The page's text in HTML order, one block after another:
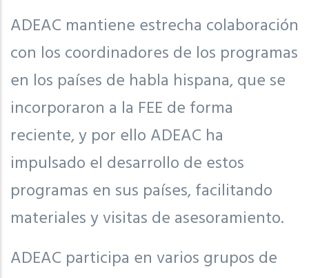
ADEAC mantiene estrecha colaboración
con los coordinadores de los programas
en los países de habla hispana, que se
incorporaron a la FEE de forma
reciente, y por ello ADEAC ha
impulsado el desarrollo de estos
programas en sus países, facilitando
materiales y visitas de asesoramiento.
ADEAC participa en varios grupos de